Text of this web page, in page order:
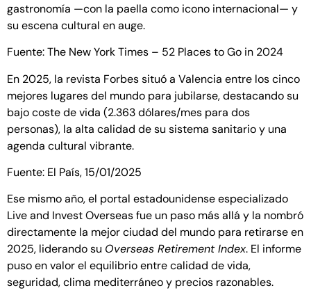
gastronomía —con la paella como icono internacional— y
su escena cultural en auge.
Fuente:The New York Times – 52 Places to Go in 2024
En 2025, la revista Forbes situó a Valencia entre los cinco
mejores lugares del mundo para jubilarse, destacando su
bajo coste de vida (2.363 dólares/mes para dos
personas), la alta calidad de su sistema sanitario y una
agenda cultural vibrante.
Fuente: El País, 15/01/2025
Ese mismo año, el portal estadounidense especializado
Live and Invest Overseas fue un paso más allá y la nombró
directamente la mejor ciudad del mundo para retirarse en
2025, liderando su Overseas Retirement Index. El informe
puso en valor el equilibrio entre calidad de vida,
seguridad, clima mediterráneo y precios razonables.